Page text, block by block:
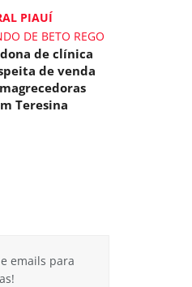
PIAUÍ
DE BETO REGO
de clínica
de venda
Teresina
emails para